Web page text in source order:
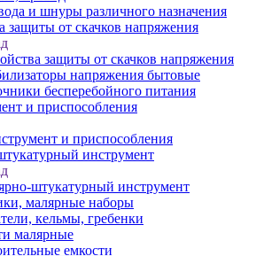
и шнуры различного назначения
защиты от скачков напряжения
защиты от скачков напряжения
напряжения бытовые
бесперебойного питания
и приспособления
и приспособления
инструмент
штукатурный инструмент
малярные наборы
кельмы, гребенки
малярные
емкости